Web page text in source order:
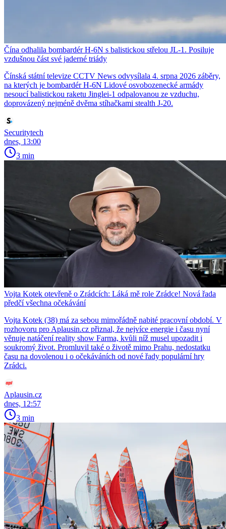
Čína odhalila bombardér H-6N s balistickou střelou JL-1. Posiluje
vzdušnou část své jaderné triády
Čínská státní televize CCTV News odvysílala 4. srpna 2026 záběry,
na kterých je bombardér H-6N Lidové osvobozenecké armády
nesoucí balistickou raketu Jinglei-1 odpalovanou ze vzduchu,
doprovázený nejméně dvěma stíhačkami stealth J-20.
Securitytech
dnes, 13:00
3 min
Vojta Kotek otevřeně o Zrádcích: Láká mě role Zrádce! Nová řada
předčí všechna očekávání
Vojta Kotek (38) má za sebou mimořádně nabité pracovní období. V
rozhovoru pro Aplausin.cz přiznal, že nejvíce energie i času nyní
věnuje natáčení reality show Farma, kvůli níž musel upozadit i
soukromý život. Promluvil také o životě mimo Prahu, nedostatku
času na dovolenou i o očekáváních od nové řady populární hry
Zrádci.
Aplausin.cz
dnes, 12:57
3 min